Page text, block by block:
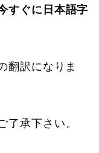
すぐに日本語字
翻訳になりま
了承下さい。